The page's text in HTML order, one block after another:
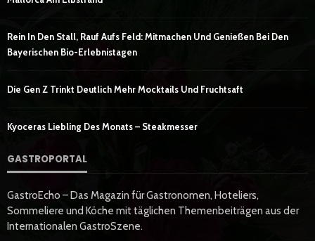
Rein In Den Stall, Rauf Aufs Feld: Mitmachen Und Genießen Bei Den
Bayerischen Bio-Erlebnistagen
Die Gen Z Trinkt Deutlich Mehr Mocktails Und Fruchtsaft
Kyoceras Liebling Des Monats – Steakmesser
GASTROPORTAL
GastroEcho – Das Magazin für Gastronomen, Hoteliers,
Sommeliere und Köche mit täglichen Themenbeiträgen aus der
Internationalen GastroSzene.